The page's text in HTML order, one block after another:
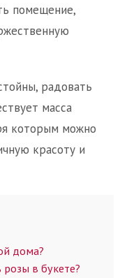
помещение,
радовать
масса
которым можно
красоту и
дома?
в букете?